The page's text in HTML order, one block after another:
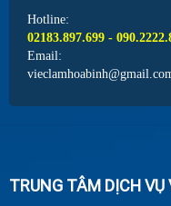
Hotline:
02183.897.699 -
Email:
TRUNG TÂM DỊCH